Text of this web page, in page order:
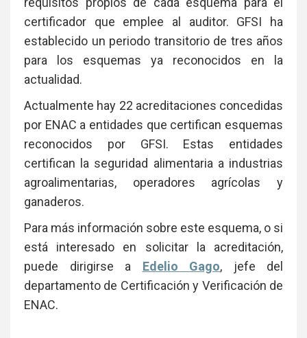
certificador que emplee al auditor. GFSI ha
establecido un periodo transitorio de tres años
para los esquemas ya reconocidos en la
actualidad.
Actualmente hay 22 acreditaciones concedidas
por ENAC a entidades que certifican esquemas
reconocidos por GFSI. Estas entidades
certifican la seguridad alimentaria a industrias
agroalimentarias, operadores agrícolas y
ganaderos.
Para más información sobre este esquema, o si
está interesado en solicitar la acreditación,
puede dirigirse a Edelio Gago, jefe del
departamento de Certificación y Verificación de
ENAC.